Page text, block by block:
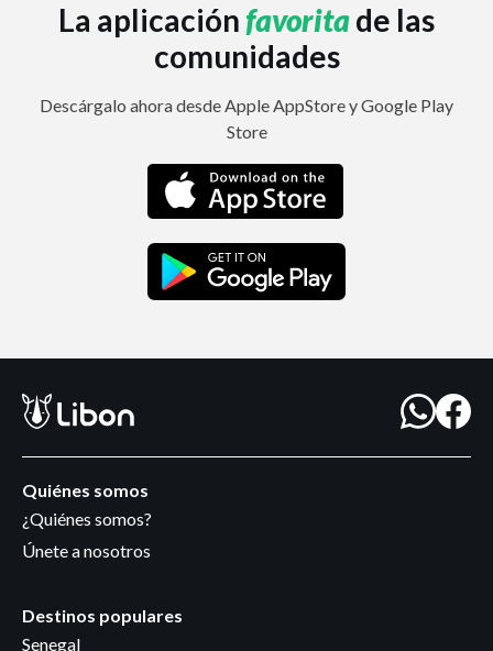
La aplicaciónfavoritade las
comunidades
Descárgalo ahora desde Apple AppStore y Google Play
Store
Quiénes somos
¿Quiénes somos?
Únete a nosotros
Destinos populares
Senegal